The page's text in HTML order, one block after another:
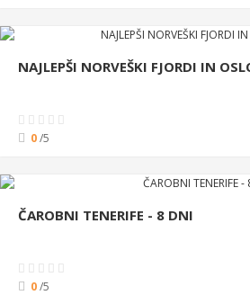
NAJLEPŠI NORVEŠKI FJORDI IN
0/5
ČAROBNI TENERIFE - 8 DNI
0/5